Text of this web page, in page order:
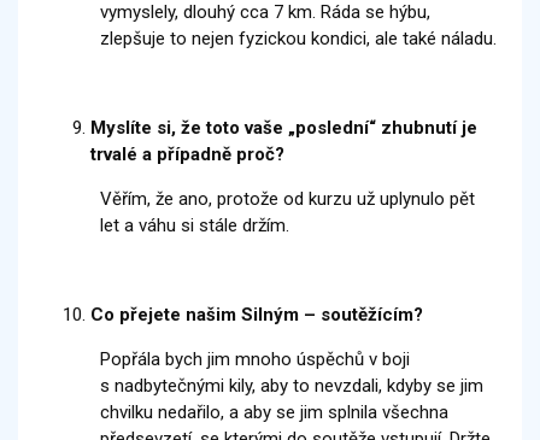
vymyslely, dlouhý cca 7 km. Ráda se hýbu,
zlepšuje to nejen fyzickou kondici, ale také náladu.
Myslíte si, že toto vaše „poslední“ zhubnutí je
trvalé a případně proč?
Věřím, že ano, protože od kurzu už uplynulo pět
let a váhu si stále držím.
Co přejete našim Silným – soutěžícím?
Popřála bych jim mnoho úspěchů v boji
s nadbytečnými kily, aby to nevzdali, kdyby se jim
chvilku nedařilo, a aby se jim splnila všechna